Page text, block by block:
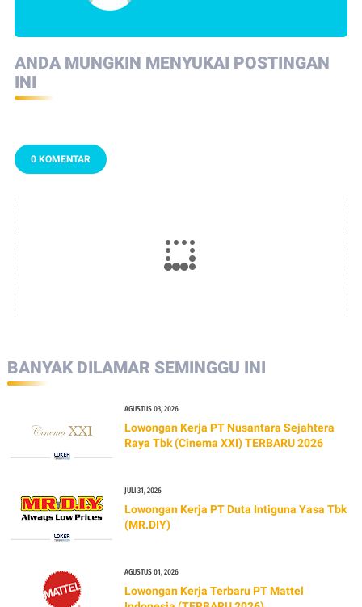
ANDA MUNGKIN MENYUKAI POSTINGAN
INI
0 KOMENTAR
BANYAK DILAMAR SEMINGGU INI
AGUSTUS 03, 2026
Lowongan Kerja PT Nusantara Sejahtera
Raya Tbk (Cinema XXI) TERBARU 2026
JULI 31, 2026
Lowongan Kerja PT Duta Intiguna Yasa Tbk
(MR.DIY)
AGUSTUS 01, 2026
Lowongan Kerja Terbaru PT Mattel